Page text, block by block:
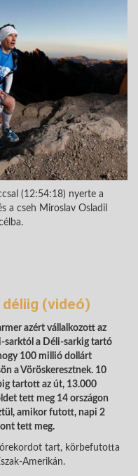
(12:54:18) nyerte a
a cseh Miroslav Osladil
(videó)
azért vállalkozott az
sarktól a Déli-sarkig tartó
100 millió dollárt
a Vöröskeresztnek. 10
tartott az út, 13.000
tett meg 14 országon
amikor futott, napi 2
tett meg.
tart, körbefutotta
Amerikán.